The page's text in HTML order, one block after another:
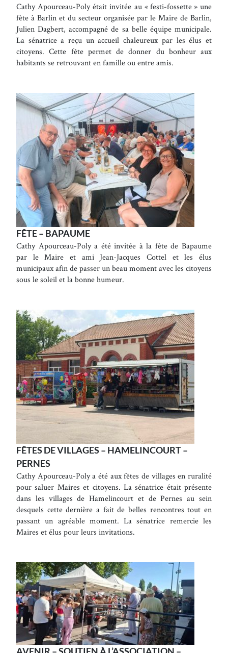
Cathy Apourceau-Poly était invitée au « festi-fossette » une
fête à Barlin et du secteur organisée par le Maire de Barlin,
Julien Dagbert, accompagné de sa belle équipe municipale.
La sénatrice a reçu un accueil chaleureux par les élus et
citoyens. Cette fête permet de donner du bonheur aux
habitants se retrouvant en famille ou entre amis.
FÊTE – BAPAUME
Cathy Apourceau-Poly a été invitée à la fête de Bapaume
par le Maire et ami Jean-Jacques Cottel et les élus
municipaux afin de passer un beau moment avec les citoyens
sous le soleil et la bonne humeur.
FÊTES DE VILLAGES – HAMELINCOURT –
PERNES
Cathy Apourceau-Poly a été aux fêtes de villages en ruralité
pour saluer Maires et citoyens. La sénatrice était présente
dans les villages de Hamelincourt et de Pernes au sein
desquels cette dernière a fait de belles rencontres tout en
passant un agréable moment. La sénatrice remercie les
Maires et élus pour leurs invitations.